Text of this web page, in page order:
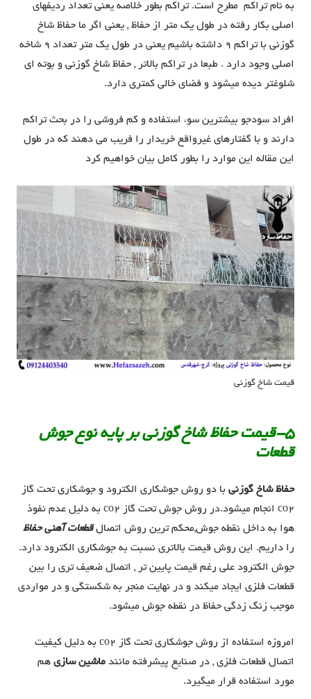
به نام تراکم مطرح است. تراکم بطور خلاصه یعنی تعداد ردیفهای
اصلی بکار رفته در طول یک متر از حفاظ , یعنی اگر ما حفاظ شاخ
گوزنی با تراکم 9 داشته باشیم یعنی در طول یک متر تعداد 9 شاخه
اصلی وجود دارد . طبعا در تراکم بالاتر , حفاظ شاخ گوزنی و بوته ای
شلوغتر دیده میشود و فضای خالی کمتری دارد.
افراد سودجو بیشترین سوء استفاده و کم فروشی را در بحث تراکم
دارند و با گفتارهای غیرواقع خریدار را فریب می دهند که در طول
این مقاله این موارد را بطور کامل بیان خواهیم کرد
قیمت شاخ گوزنی
5-قیمت حفاظ شاخ گوزنی بر پایه نوع جوش
قطعات
حفاظ شاخ گوزنی با دو روش جوشکاری الکترود و جوشکاری تحت گاز
co2 انجام میشود.در روش جوش تحت گاز co2 به دلیل عدم نفوذ
هوا به داخل نقطه جوش,محکم ترین روش اتصالقطعات آهنی حفاظ
را داریم. این روش قیمت بالاتری نسبت به جوشکاری الکترود دارد.
جوش الکترود علی رغم قیمت پایین تر , اتصال ضعیف تری را بین
قطعات فلزی ایجاد میکند و در نهایت منجر به شکستگی و در مواردی
موجب زنگ زدگی حفاظ در نقطه جوش میشود.
امروزه استفاده از روش جوشکاری تحت گاز co2 به دلیل کیفیت
اتصال قطعات فلزی , در صنایع پیشرفته مانند ماشین سازی هم
مورد استفاده قرار میگیرد.